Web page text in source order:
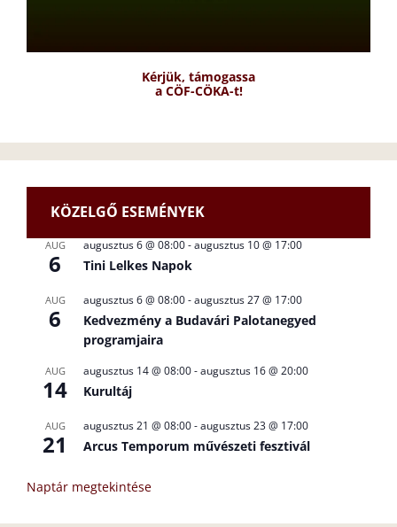
Kérjük, támogassa
a CÖF-CÖKA-t!
KÖZELGŐ ESEMÉNYEK
AUG
6
augusztus 6 @ 08:00-augusztus 10 @ 17:00
Tini Lelkes Napok
AUG
6
augusztus 6 @ 08:00-augusztus 27 @ 17:00
Kedvezmény a Budavári Palotanegyed
programjaira
AUG
14
augusztus 14 @ 08:00-augusztus 16 @ 20:00
Kurultáj
AUG
21
augusztus 21 @ 08:00-augusztus 23 @ 17:00
Arcus Temporum művészeti fesztivál
Naptár megtekintése